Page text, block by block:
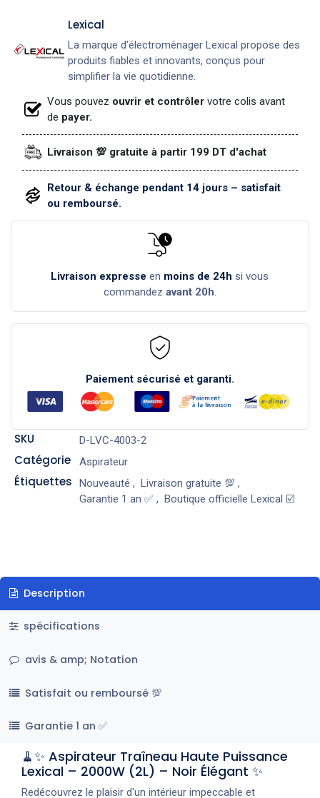
Lexical
La marque d’électroménager Lexical propose des
produits fiables et innovants, conçus pour
simplifier la vie quotidienne.
Vous pouvez ouvrir et contrôler votre colis avant
de payer.
Livraison 💯 gratuite à partir 199 DT d'achat
Retour & échange pendant 14 jours – satisfait
ou remboursé.
Livraison expresse en moins de 24h si vous
commandez avant 20h.
Paiement sécurisé et garanti.
SKU D-LVC-4003-2
Catégorie Aspirateur
Étiquettes Nouveauté , Livraison gratuite 💯 ,
Garantie 1 an ✅, Boutique officielle Lexical ☑️
Description
spécifications
avis & amp; Notation
Satisfait ou remboursé 💯
Garantie 1 an ✅
🧹✨ Aspirateur Traîneau Haute Puissance
Lexical – 2000W (2L) – Noir Élégant ✨
Redécouvrez le plaisir d'un intérieur impeccable et